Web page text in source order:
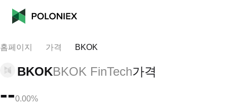
홈페이지 가격 BKOK
BKOKBKOK FinTech가격
--0.00%